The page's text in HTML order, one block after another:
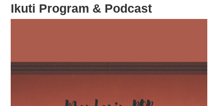
Ikuti Program & Podcast